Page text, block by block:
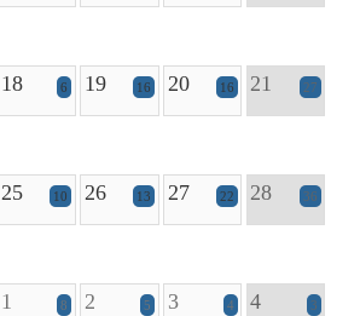
18 6 19 16 20 16 21 27
25 10 26 13 27 22 28 36
1 8 2 5 3 4 4 3